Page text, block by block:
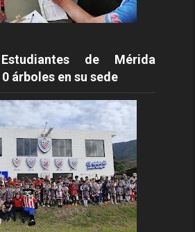
de Mérida
árboles en su sede